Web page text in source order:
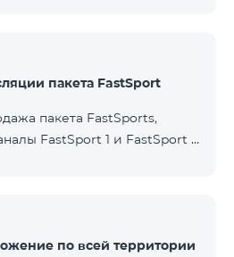
пакета FastSport
пакета FastSports,
FastSport 1 и FastSport 2,
вопросам или для
информации просим
по всей территории